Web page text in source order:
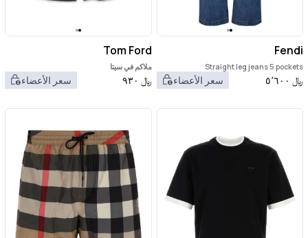
Fendi
Straight leg jeans 5 pockets
﷼ ٥٬٦٠٠ سعر الأعضاء
Tom Ford
ملاكم في سيتا
﷼ ٩٣٠ سعر الأعضاء